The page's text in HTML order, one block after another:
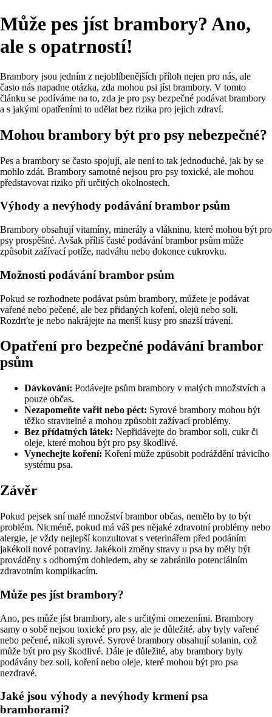
Může pes jíst brambory? Ano,
ale s opatrností!
Brambory jsou jedním z nejoblíbenějších příloh nejen pro nás, ale
často nás napadne otázka, zda mohou psi jíst brambory. V tomto
článku se podíváme na to, zda je pro psy bezpečné podávat brambory
a s jakými opatřeními to udělat bez rizika pro jejich zdraví.
Mohou brambory být pro psy nebezpečné?
Pes a brambory se často spojují, ale není to tak jednoduché, jak by se
mohlo zdát. Brambory samotné nejsou pro psy toxické, ale mohou
představovat riziko při určitých okolnostech.
Výhody a nevýhody podávání brambor psům
Brambory obsahují vitamíny, minerály a vlákninu, které mohou být pro
psy prospěšné. Avšak příliš časté podávání brambor psům může
způsobit zažívací potíže, nadváhu nebo dokonce cukrovku.
Možnosti podávání brambor psům
Pokud se rozhodnete podávat psům brambory, můžete je podávat
vařené nebo pečené, ale bez přidaných koření, olejů nebo soli.
Rozdrťte je nebo nakrájejte na menší kusy pro snazší trávení.
Opatření pro bezpečné podávání brambor
psům
Dávkování: Podávejte psům brambory v malých množstvích a
pouze občas.
Nezapomeňte vařit nebo péct: Syrové brambory mohou být
těžko stravitelné a mohou způsobit zažívací problémy.
Bez přídatných látek: Nepřidávejte do brambor soli, cukr či
oleje, které mohou být pro psy škodlivé.
Vynechejte koření: Koření může způsobit podráždění trávicího
systému psa.
Závěr
Pokud pejsek sní malé množství brambor občas, nemělo by to být
problém. Nicméně, pokud má váš pes nějaké zdravotní problémy nebo
alergie, je vždy nejlepší konzultovat s veterinářem před podáním
jakékoli nové potraviny. Jakékoli změny stravy u psa by měly být
prováděny s odborným dohledem, aby se zabránilo potenciálním
zdravotním komplikacím.
Může pes jíst brambory?
Ano, pes může jíst brambory, ale s určitými omezeními. Brambory
samy o sobě nejsou toxické pro psy, ale je důležité, aby byly vařené
nebo pečené, nikoli syrové. Syrové brambory obsahují solanin, což
může být pro psy škodlivé. Dále je důležité, aby brambory byly
podávány bez soli, koření nebo oleje, které mohou být pro psa
nezdravé.
Jaké jsou výhody a nevýhody krmení psa
bramborami?